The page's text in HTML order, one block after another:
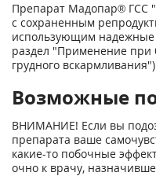
Препарат Мадопар® ГСС
с сохраненным
использующим
раздел "Применение при
грудного
Возможные
ВНИМАНИЕ! Если вы
препарата ваше
какие-то побочные
очно к врачу,